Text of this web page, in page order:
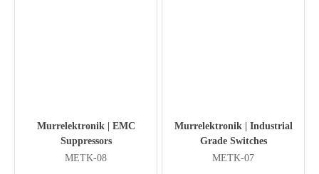
Murrelektronik | EMC
Suppressors
METK-08
Murrelektronik | Industrial
Grade Switches
METK-07